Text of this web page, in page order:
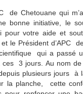
de Chetouane qui
bonne initiative, le
votre aide et
le Président d’APC
qui a
3 jours. Au nom
plusieurs jours à
la planche, cette